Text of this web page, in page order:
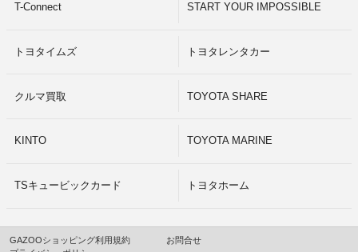
T-Connect START YOUR IMPOSSIBLE
トヨタイムズ トヨタレンタカー
クルマ買取 TOYOTA SHARE
KINTO TOYOTA MARINE
TSキュービックカード トヨタホーム
GAZOOショッピング利用規約
お問合せ